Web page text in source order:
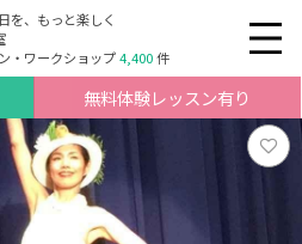
を、もっと楽しく
・ワークショップ4,400件
無料体験レッスン有り